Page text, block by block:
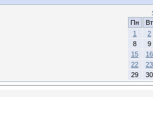
Пн
Вт
1
2
8
9
15
16
22
23
29
30